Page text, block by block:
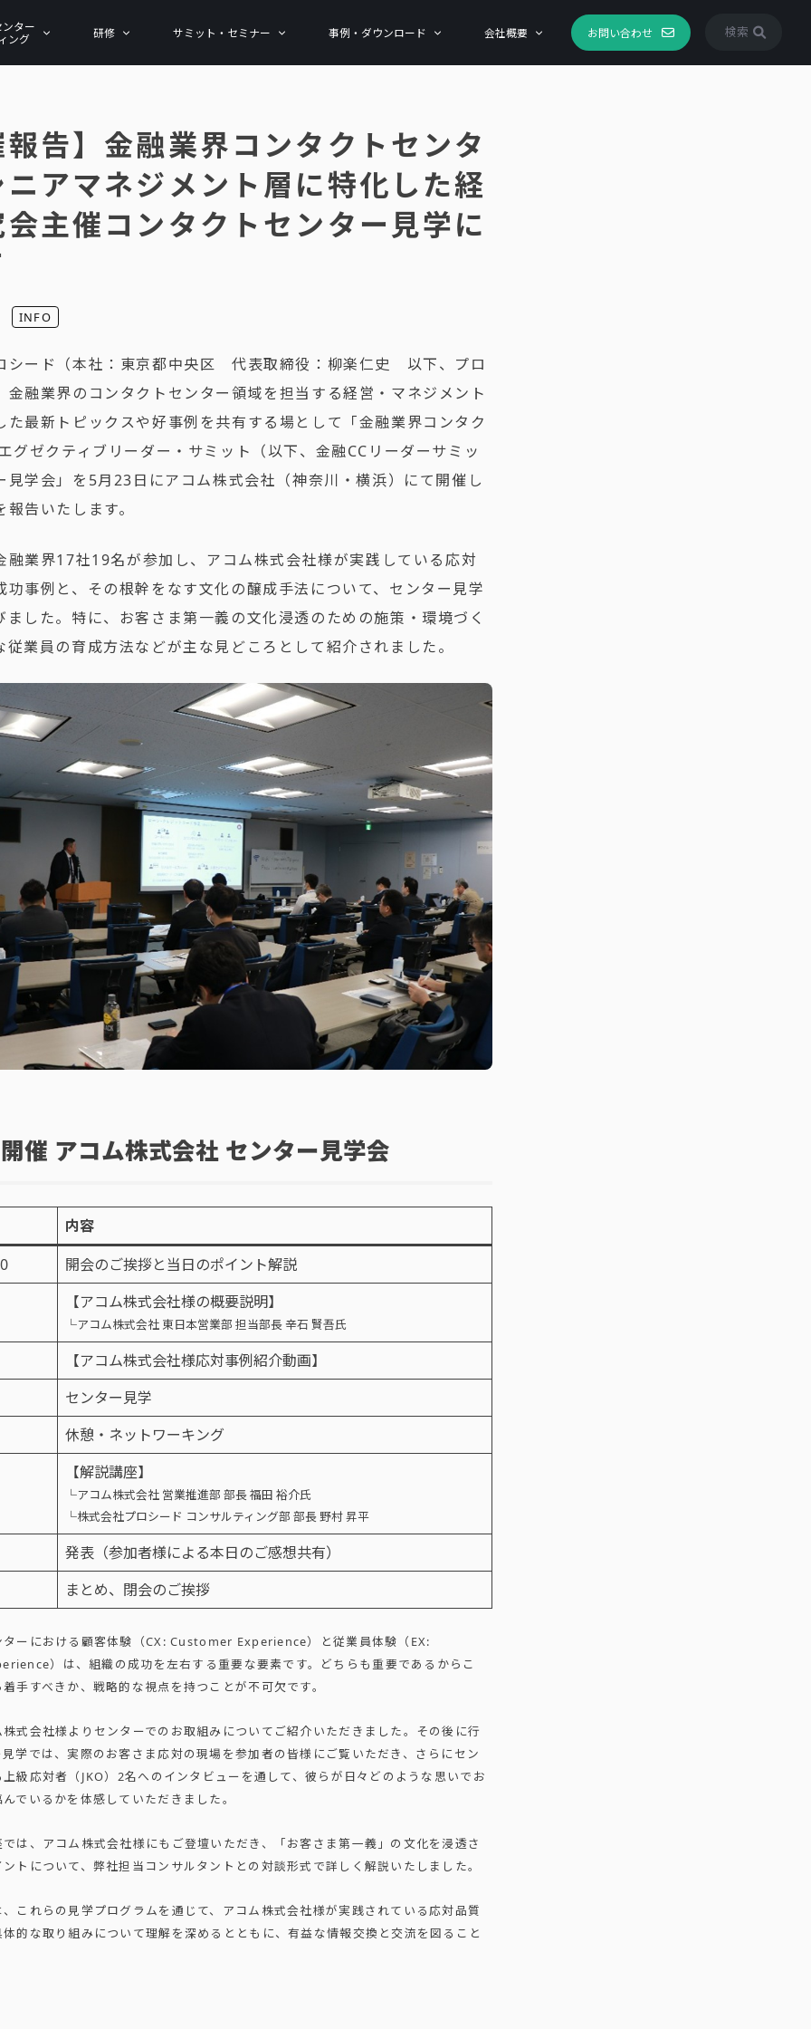
ター
ング
研修 サミット・セミナー 事例・ダウンロード 会社概要 お問い合わせ 検索
告】金融業界コンタクトセンタ
アマネジメント層に特化した経
主催コンタクトセンター見学に
INFO
シード（本社：東京都中央区 代表取締役：柳楽仁史 以下、プロ
金融業界のコンタクトセンター領域を担当する経営・マネジメント
た最新トピックスや好事例を共有する場として「金融業界コンタク
グゼクティブリーダー・サミット（以下、金融CCリーダーサミッ
見学会」を5月23日にアコム株式会社（神奈川・横浜）にて開催し
告いたします。
融業界17社19名が参加し、アコム株式会社様が実践している応対
功事例と、その根幹をなす文化の醸成手法について、センター見学
ました。特に、お客さま第一義の文化浸透のための施策・環境づく
従業員の育成方法などが主な見どころとして紹介されました。
催 アコム株式会社 センター見学会
内容
開会のご挨拶と当日のポイント解説
【アコム株式会社様の概要説明】
└アコム株式会社 東日本営業部 担当部長 辛石 賢吾氏
【アコム株式会社様応対事例紹介動画】
センター見学
休憩・ネットワーキング
【解説講座】
└アコム株式会社 営業推進部 部長 福田 裕介氏
└株式会社プロシード コンサルティング部 部長 野村 昇平
発表（参加者様による本日のご感想共有）
まとめ、閉会のご挨拶
ターにおける顧客体験（CX: Customer Experience）と従業員体験（EX:
）は、組織の成功を左右する重要な要素です。どちらも重要であるからこ
手すべきか、戦略的な視点を持つことが不可欠です。
式会社様よりセンターでのお取組みについてご紹介いただきました。その後に行
学では、実際のお客さま応対の現場を参加者の皆様にご覧いただき、さらにセン
級応対者（JKO）2名へのインタビューを通して、彼らが日々どのような思いでお
でいるかを体感していただきました。
は、アコム株式会社様にもご登壇いただき、「お客さま第一義」の文化を浸透さ
トについて、弊社担当コンサルタントとの対談形式で詳しく解説いたしました。
これらの見学プログラムを通じて、アコム株式会社様が実践されている応対品質
的な取り組みについて理解を深めるとともに、有益な情報交換と交流を図ること